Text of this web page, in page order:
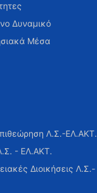
Δυναμικό
Μέσα
Λ.Σ.-ΕΛ.ΑΚΤ.
- ΕΛ.ΑΚΤ.
Διοικήσεις Λ.Σ.-